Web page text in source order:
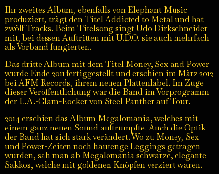
Ihr zweites Album, ebenfalls von Elephant Music
produziert, trägt den Titel Addicted to Metal und hat
zwölf Tracks. Beim Titelsong singt Udo Dirkschneider
mit, bei dessen Auftritten mit U.D.O. sie auch mehrfach
als Vorband fungierten.
Das dritte Album mit dem Titel Money, Sex and Power
wurde Ende 2011 fertiggestellt und erschien im März 2012
bei AFM Records, ihrem neuen Plattenlabel. Im Zuge
dieser Veröffentlichung war die Band im Vorprogramm
der L.A.-Glam-Rocker von Steel Panther auf Tour.
2014 erschien das Album Megalomania, welches mit
einem ganz neuen Sound auftrumpfte. Auch die Optik
der Band hat sich stark verändert. Wo zu Money, Sex
und Power-Zeiten noch hautenge Leggings getragen
wurden, sah man ab Megalomania schwarze, elegante
Sakkos, welche mit goldenen Knöpfen verziert waren.